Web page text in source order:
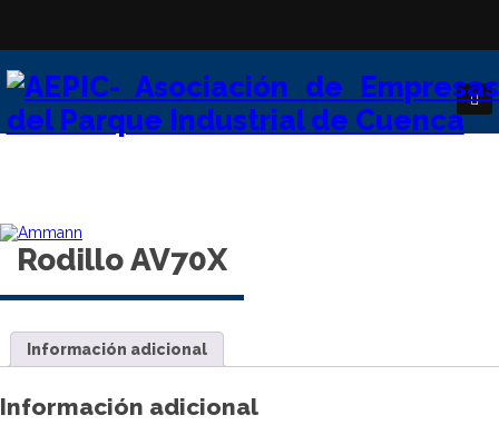
Rodillo AV70X
Información adicional
Información adicional